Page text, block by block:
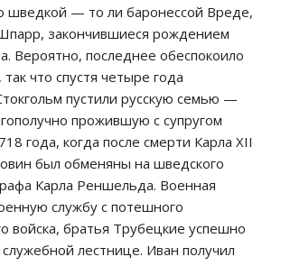
шведкой — то ли баронессой Вреде,
закончившиеся рождением
Вероятно, последнее обеспокоило
что спустя четыре года
пустили русскую семью —
прожившую с супругом
года, когда после смерти Карла XII
был обменяны на шведского
Карла Реншельда. Военная
службу с потешного
войска, братья Трубецкие успешно
лестнице. Иван получил